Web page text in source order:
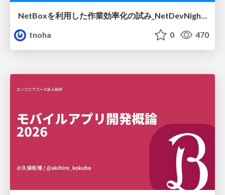
NetBoxを利用した作業効率化の試み_NetDevNight4
tnoha
0 470